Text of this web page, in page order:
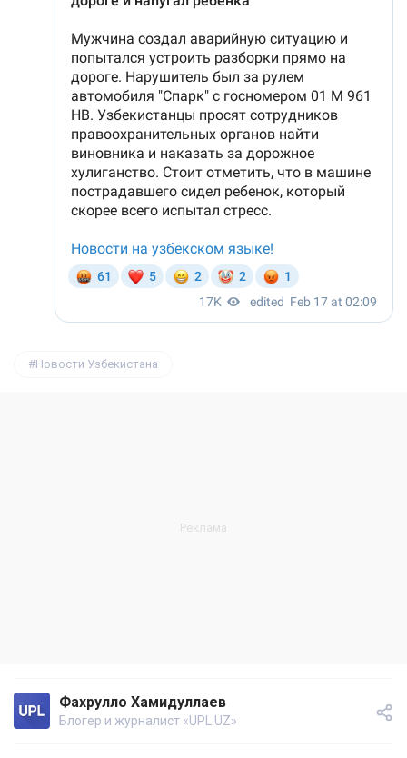
Новости Узбекистана
Фахрулло Хамидуллаев
Блогер и журналист «UPL.UZ»